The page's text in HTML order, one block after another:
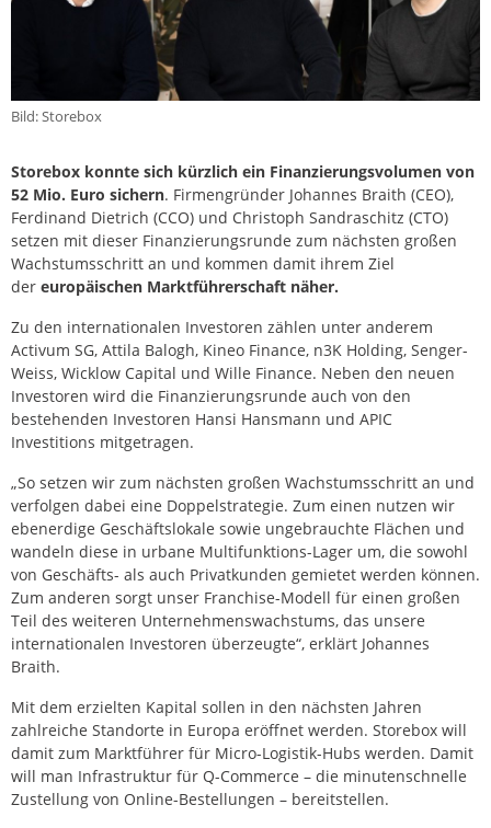
Bild: Storebox
Storebox konnte sich kürzlich ein Finanzierungsvolumen von
52 Mio. Euro sichern. Firmengründer Johannes Braith (CEO),
Ferdinand Dietrich (CCO) und Christoph Sandraschitz (CTO)
setzen mit dieser Finanzierungsrunde zum nächsten großen
Wachstumsschritt an und kommen damit ihrem Ziel
der europäischen Marktführerschaft näher.
Zu den internationalen Investoren zählen unter anderem
Activum SG, Attila Balogh, Kineo Finance, n3K Holding, Senger-
Weiss, Wicklow Capital und Wille Finance. Neben den neuen
Investoren wird die Finanzierungsrunde auch von den
bestehenden Investoren Hansi Hansmann und APIC
Investitions mitgetragen.
„So setzen wir zum nächsten großen Wachstumsschritt an und
verfolgen dabei eine Doppelstrategie. Zum einen nutzen wir
ebenerdige Geschäftslokale sowie ungebrauchte Flächen und
wandeln diese in urbane Multifunktions-Lager um, die sowohl
von Geschäfts- als auch Privatkunden gemietet werden können.
Zum anderen sorgt unser Franchise-Modell für einen großen
Teil des weiteren Unternehmenswachstums, das unsere
internationalen Investoren überzeugte“, erklärt Johannes
Braith.
Mit dem erzielten Kapital sollen in den nächsten Jahren
zahlreiche Standorte in Europa eröffnet werden. Storebox will
damit zum Marktführer für Micro-Logistik-Hubs werden. Damit
will man Infrastruktur für Q-Commerce – die minutenschnelle
Zustellung von Online-Bestellungen – bereitstellen.